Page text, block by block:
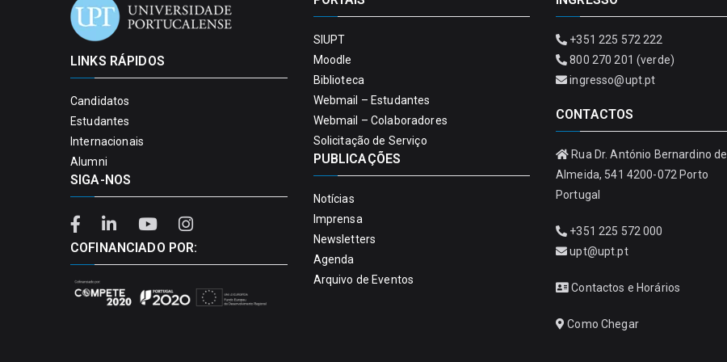
LINKS RÁPIDOS
Candidatos
Estudantes
Internacionais
Alumni
SIGA-NOS
COFINANCIADO POR:
SIUPT
Moodle
Biblioteca
Webmail – Estudantes
Webmail – Colaboradores
Solicitação de Serviço
PUBLICAÇÕES
Notícias
Imprensa
Newsletters
Agenda
Arquivo de Eventos
+351 225 572 222
800 270 201 (verde)
ingresso@upt.pt
CONTACTOS
Rua Dr. António Bernardino de
Almeida, 541 4200-072 Porto
Portugal
+351 225 572 000
upt@upt.pt
Contactos e Horários
Como Chegar